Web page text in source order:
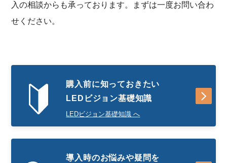
入の相談からも承っております。まずは一度お問い合わ
せください。
購入前に知っておきたい
LEDビジョン基礎知識
LEDビジョン基礎知識 へ
導入時のお悩みや疑問を